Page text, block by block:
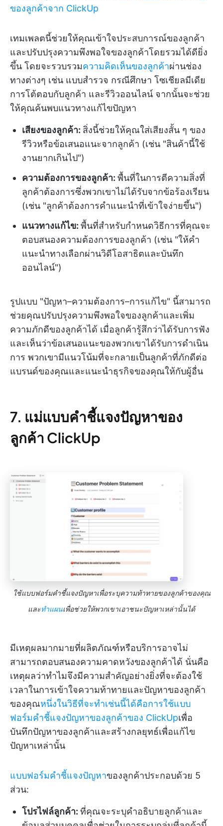
ของลูกค้าจาก ClickUp
เทมเพลตนี้ช่วยให้คุณเข้าใจประสบการณ์ของลูกค้า
และปรับปรุงความพึงพอใจของลูกค้าโดยรวมได้ดียิ่ง
ขึ้น โดยจะรวบรวมความคิดเห็นของลูกค้าผ่านช่อง
ทางต่างๆ เช่น แบบสำรวจ กรณีศึกษา โซเชียลมีเดีย
การโต้ตอบกับลูกค้า และรีวิวออนไลน์ จากนั้นจะช่วย
ให้คุณค้นพบแนวทางแก้ไขปัญหา
เสียงของลูกค้า: สิ่งนี้ช่วยให้คุณใส่เสียงสั้น ๆ ของ
รีวิวหรือข้อเสนอแนะจากลูกค้า (เช่น "สินค้านี้ใช้
งานยากเกินไป")
ความต้องการของลูกค้า: พื้นที่ในการตีความสิ่งที่
ลูกค้าต้องการซึ่งพวกเขาไม่ได้รับจากข้อร้องเรียน
(เช่น "ลูกค้าต้องการคำแนะนำที่เข้าใจง่ายขึ้น")
แนวทางแก้ไข: พื้นที่สำหรับกำหนดวิธีการที่คุณจะ
ตอบสนองความต้องการของลูกค้า (เช่น "ให้คำ
แนะนำทางเลือกผ่านวิดีโอสาธิตและบันทึก
ออนไลน์")
รูปแบบ "ปัญหา–ความต้องการ–การแก้ไข" นี้สามารถ
ช่วยคุณปรับปรุงความพึงพอใจของลูกค้าและเพิ่ม
ความภักดีของลูกค้าได้ เมื่อลูกค้ารู้สึกว่าได้รับการฟัง
และเห็นว่าข้อเสนอแนะของพวกเขาได้รับการดำเนิน
การ พวกเขามีแนวโน้มที่จะกลายเป็นลูกค้าที่ภักดีต่อ
แบรนด์ของคุณและแนะนำธุรกิจของคุณให้กับผู้อื่น
7. แม่แบบคำชี้แจงปัญหาของ
ลูกค้า ClickUp
ใช้แบบฟอร์มคำชี้แจงปัญหาเพื่อระบุความท้าทายของลูกค้าของคุณ
และทำแผนเพื่อช่วยให้พวกเขาเอาชนะปัญหาเหล่านั้นได้
มีเหตุผลมากมายที่ผลิตภัณฑ์หรือบริการอาจไม่
สามารถตอบสนองความคาดหวังของลูกค้าได้ นั่นคือ
เหตุผลว่าทำไมจึงมีความสำคัญอย่างยิ่งที่จะต้องใช้
เวลาในการเข้าใจความท้าทายและปัญหาของลูกค้า
ของคุณหนึ่งในวิธีที่จะทำเช่นนี้ได้คือการใช้แบบ
ฟอร์มคำชี้แจงปัญหาของลูกค้าของ ClickUpเพื่อ
บันทึกปัญหาของลูกค้าและสร้างกลยุทธ์เพื่อแก้ไข
ปัญหาเหล่านั้น
แบบฟอร์มคำชี้แจงปัญหาของลูกค้าประกอบด้วย 5
ส่วน:
โปรไฟล์ลูกค้า: ที่คุณจะระบุคำอธิบายลูกค้าและ